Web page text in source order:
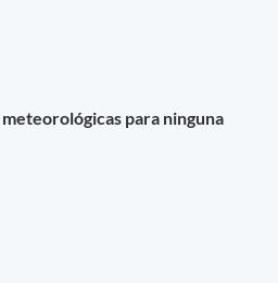
para ninguna